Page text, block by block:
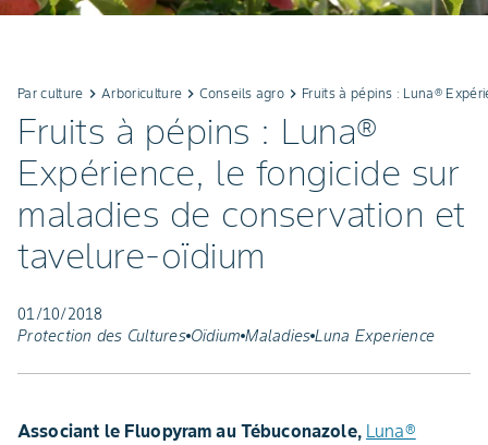
Par culture keyboard_arrow_right Arboriculture keyboard_arrow_rightConseils agrokeyboard_arrow_right Fruits à pépins : Luna®
Fruits à pépins : Luna®
Expérience, le fongicide sur
maladies de conservation et
tavelure-oïdium
01/10/2018
Protection des Cultures Oïdium Maladies Luna Experience
Associant le Fluopyram au Tébuconazole, Luna®